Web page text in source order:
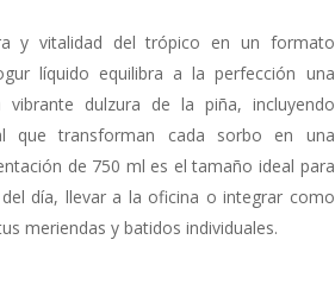
y vitalidad del trópico en un formato
líquido equilibra a la perfección una
dulzura de la piña, incluyendo
que transforman cada sorbo en una
de 750 ml es el tamaño ideal para
día, llevar a la oficina o integrar como
meriendas y batidos individuales.